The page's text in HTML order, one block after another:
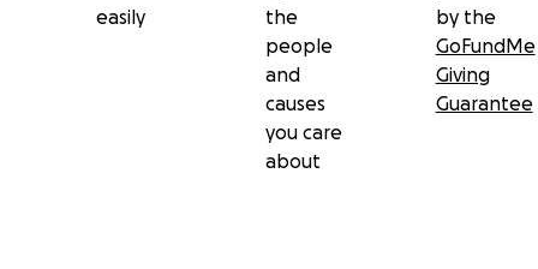
easily
the
people
and
causes
you care
about
by the
GoFundMe
Giving
Guarantee